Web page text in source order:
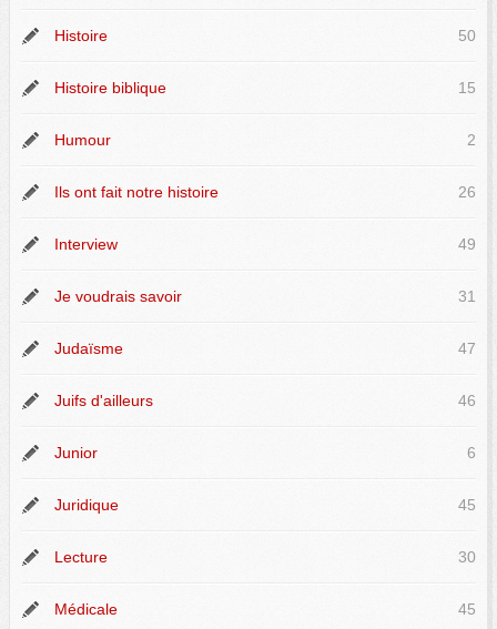
Histoire 50
Histoire biblique 15
Humour 2
Ils ont fait notre histoire 26
Interview 49
Je voudrais savoir 31
Judaïsme 47
Juifs d'ailleurs 46
Junior 6
Juridique 45
Lecture 30
Médicale 45